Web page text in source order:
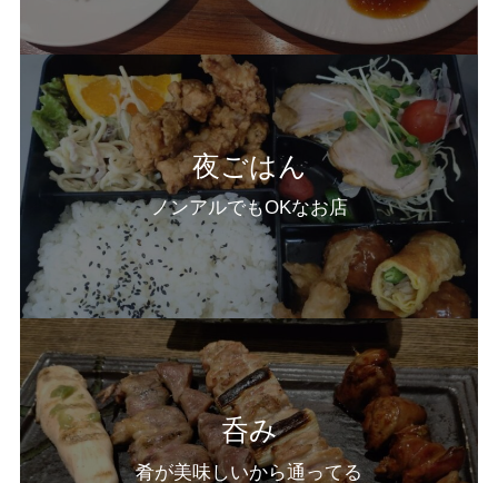
夜ごはん
ノンアルでもOKなお店
呑み
肴が美味しいから通ってる